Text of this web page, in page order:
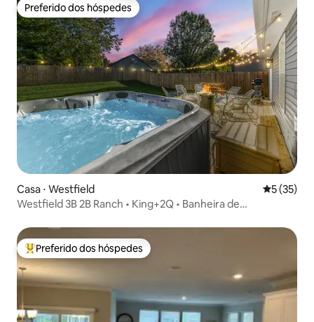
Preferido dos hóspedes
Preferido dos hóspedes
Casa ⋅ Westfield 5 de uma
5 (35)
Westfield 3B 2B Ranch • King+2Q • Banheira de
Entre os melhores preferidos dos hóspedes
Preferido dos hóspedes